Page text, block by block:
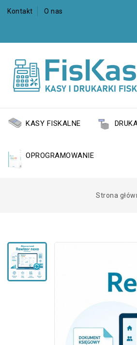
Kontakt O nas
KASY FISKALNE
OPROGRAMOWANIE
Strona